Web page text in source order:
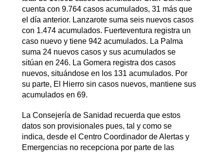
cuenta con 9.764 casos acumulados, 31 más que
el día anterior. Lanzarote suma seis nuevos casos
con 1.474 acumulados. Fuerteventura registra un
caso nuevo y tiene 942 acumulados. La Palma
suma 24 nuevos casos y sus acumulados se
sitúan en 246. La Gomera registra dos casos
nuevos, situándose en los 131 acumulados. Por
su parte, El Hierro sin casos nuevos, mantiene sus
acumulados en 69.
La Consejería de Sanidad recuerda que estos
datos son provisionales pues, tal y como se
indica, desde el Centro Coordinador de Alertas y
Emergencias no recepciona por parte de las